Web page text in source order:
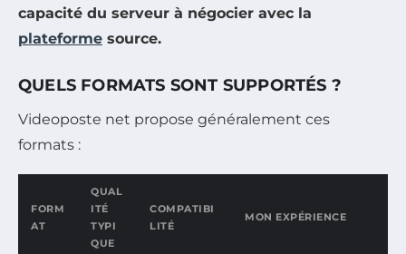
capacité du serveur à négocier avec la
plateforme source.
QUELS FORMATS SONT SUPPORTÉS ?
Videoposte net propose généralement ces
formats :
FORM
AT
QUAL
ITÉ
TYPI
QUE
COMPATIBI
LITÉ
MON EXPÉRIENCE